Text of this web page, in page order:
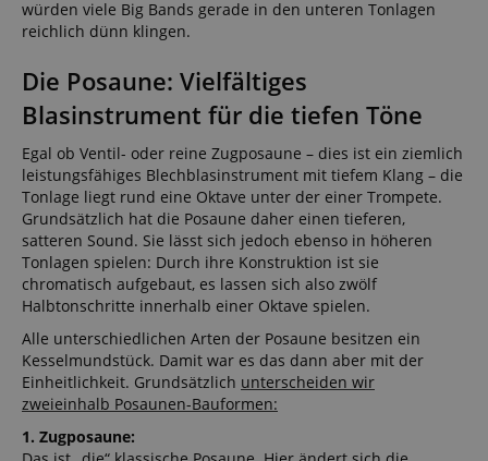
würden viele Big Bands gerade in den unteren Tonlagen
reichlich dünn klingen.
Die Posaune: Vielfältiges
Blasinstrument für die tiefen Töne
Egal ob Ventil- oder reine Zugposaune – dies ist ein ziemlich
leistungsfähiges Blechblasinstrument mit tiefem Klang – die
Tonlage liegt rund eine Oktave unter der einer Trompete.
Grundsätzlich hat die Posaune daher einen tieferen,
satteren Sound. Sie lässt sich jedoch ebenso in höheren
Tonlagen spielen: Durch ihre Konstruktion ist sie
chromatisch aufgebaut, es lassen sich also zwölf
Halbtonschritte innerhalb einer Oktave spielen.
Alle unterschiedlichen Arten der Posaune besitzen ein
Kesselmundstück. Damit war es das dann aber mit der
Einheitlichkeit. Grundsätzlich unterscheiden wir
zweieinhalb Posaunen-Bauformen:
1. Zugposaune:
Cookie
Anbieter /
Domain
Laufzeit Beschreibung
zoovu-
vid-
91347
www.kirstein.at
1
Stunde
59
Minuten
Enables
remembering
the state of
zoovu
assistant for
a given end
user (what
answers were
clicked, on
which page
he was the
etc.).
Google-
Datenschutzerklärung